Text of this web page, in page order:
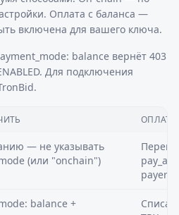
Оплата с баланса —
включена для вашего ключа.
balance вернёт 403
Для подключения
ОПЛАТА
— не указывать
(или "onchain")
balance +